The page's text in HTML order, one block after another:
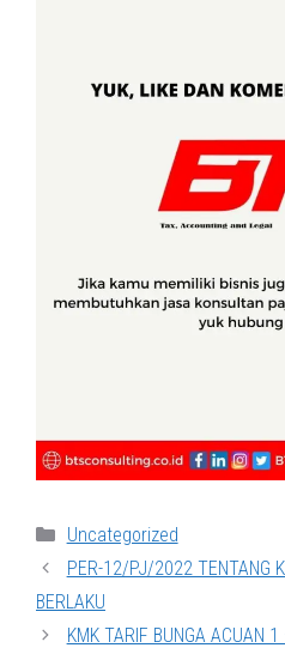
Categories
Uncategorized
PER-12/PJ/2022 TENTANG
BERLAKU
KMK TARIF BUNGA ACUAN